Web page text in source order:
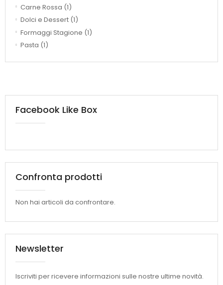
Carne Rossa (1)
Dolci e Dessert (1)
Formaggi Stagione (1)
Pasta (1)
Facebook Like Box
Confronta prodotti
Non hai articoli da confrontare.
Newsletter
Iscriviti per ricevere informazioni sulle nostre ultime novità.